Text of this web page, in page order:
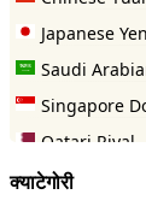
क्याटेगोरी